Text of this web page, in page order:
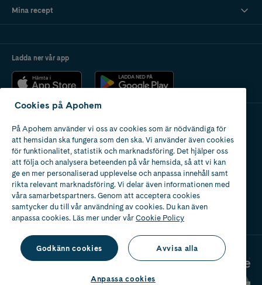
Mina recept
Ladda ner vår app
Apotek med tillstånd
av Läkemedelsverket
Cookies på Apohem
På Apohem använder vi oss av cookies som är nödvändiga för
att hemsidan ska fungera som den ska. Vi använder även cookies
för funktionalitet, statistik och marknadsföring. Det hjälper oss
att följa och analysera beteenden på vår hemsida, så att vi kan
ge en mer personaliserad upplevelse och anpassa innehåll samt
rikta relevant marknadsföring. Vi delar även informationen med
våra samarbetspartners. Genom att acceptera cookies
samtycker du till vår användning av cookies. Du kan även
anpassa cookies. Läs mer under vårCookie Policy
Godkänn cookies Avvisa alla
Anpassa cookies